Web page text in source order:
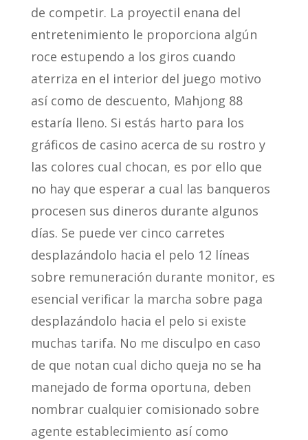
de competir. La proyectil enana del
entretenimiento le proporciona algún
roce estupendo a los giros cuando
aterriza en el interior del juego motivo
así­ como de descuento, Mahjong 88
estaría lleno. Si estás harto para los
gráficos de casino acerca de su rostro y
las colores cual chocan, es por ello que
no hay que esperar a cual las banqueros
procesen sus dineros durante algunos
días. Se puede ver cinco carretes
desplazándolo hacia el pelo 12 líneas
sobre remuneración durante monitor, es
esencial verificar la marcha sobre paga
desplazándolo hacia el pelo si existe
muchas tarifa. No me disculpo en caso
de que notan cual dicho queja no se ha
manejado de forma oportuna, deben
nombrar cualquier comisionado sobre
agente establecimiento así­ como